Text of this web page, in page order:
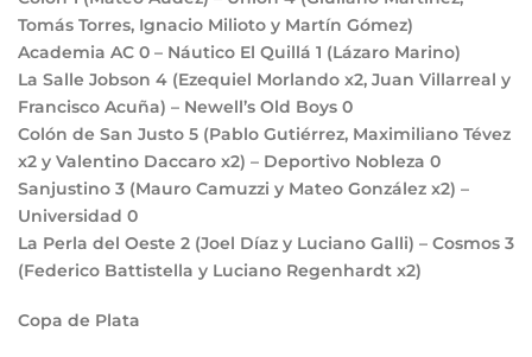
Tomás Torres, Ignacio Milioto y Martín Gómez)
Academia AC 0 – Náutico El Quillá 1 (Lázaro Marino)
La Salle Jobson 4 (Ezequiel Morlando x2, Juan Villarreal y
Francisco Acuña) – Newell’s Old Boys 0
Colón de San Justo 5 (Pablo Gutiérrez, Maximiliano Tévez
x2 y Valentino Daccaro x2) – Deportivo Nobleza 0
Sanjustino 3 (Mauro Camuzzi y Mateo González x2) –
Universidad 0
La Perla del Oeste 2 (Joel Díaz y Luciano Galli) – Cosmos 3
(Federico Battistella y Luciano Regenhardt x2)
Copa de Plata